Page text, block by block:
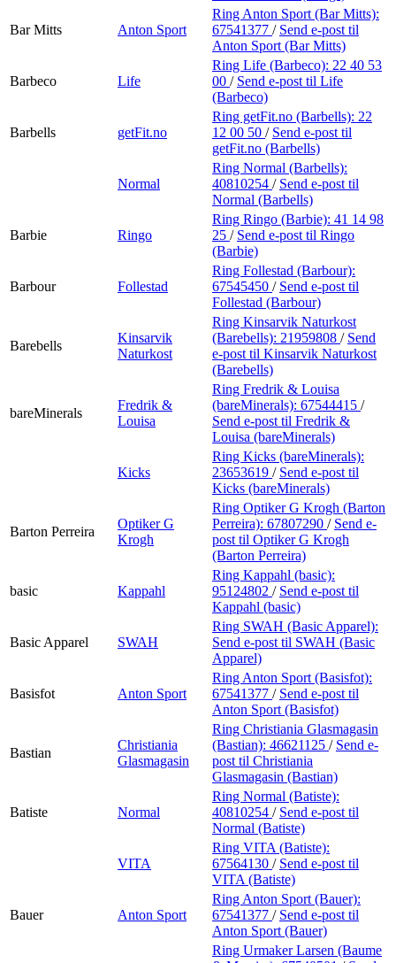
Bar Mitts Anton Sport
Ring Anton Sport (Bar Mitts):
67541377 / Send e-post til
Anton Sport (Bar Mitts)
Barbeco Life
Ring Life (Barbeco): 22 40 53
00 / Send e-post til Life
(Barbeco)
Barbells getFit.no
Ring getFit.no (Barbells): 22
12 00 50 / Send e-post til
getFit.no (Barbells)
Normal
Ring Normal (Barbells):
40810254 / Send e-post til
Normal (Barbells)
Barbie Ringo
Ring Ringo (Barbie): 41 14 98
25 / Send e-post til Ringo
(Barbie)
Barbour Follestad
Ring Follestad (Barbour):
67545450 / Send e-post til
Follestad (Barbour)
Barebells
Kinsarvik
Naturkost
Ring Kinsarvik Naturkost
(Barebells): 21959808 / Send
e-post til Kinsarvik Naturkost
(Barebells)
bareMinerals
Fredrik &
Louisa
Ring Fredrik & Louisa
(bareMinerals): 67544415 /
Send e-post til Fredrik &
Louisa (bareMinerals)
Kicks
Ring Kicks (bareMinerals):
23653619 / Send e-post til
Kicks (bareMinerals)
Barton Perreira
Optiker G
Krogh
Ring Optiker G Krogh (Barton
Perreira): 67807290 / Send e-
post til Optiker G Krogh
(Barton Perreira)
basic Kappahl
Ring Kappahl (basic):
95124802 / Send e-post til
Kappahl (basic)
Basic Apparel SWAH
Ring SWAH (Basic Apparel):
Send e-post til SWAH (Basic
Apparel)
Basisfot Anton Sport
Ring Anton Sport (Basisfot):
67541377 / Send e-post til
Anton Sport (Basisfot)
Bastian
Christiania
Glasmagasin
Ring Christiania Glasmagasin
(Bastian): 46621125 / Send e-
post til Christiania
Glasmagasin (Bastian)
Batiste Normal
Ring Normal (Batiste):
40810254 / Send e-post til
Normal (Batiste)
VITA
Ring VITA (Batiste):
67564130 / Send e-post til
VITA (Batiste)
Bauer Anton Sport
Ring Anton Sport (Bauer):
67541377 / Send e-post til
Anton Sport (Bauer)
Ring Urmaker Larsen (Baume